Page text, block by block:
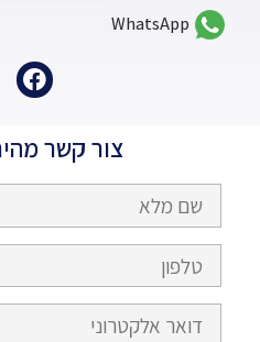
WhatsApp
צור קשר